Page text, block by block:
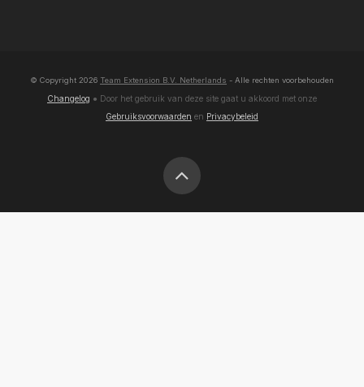
© Copyright 2026 Team Extension B.V. Netherlands - Alle rechten voorbehouden
Changelog ● Door het gebruik van deze site gaat u akkoord met onze
Gebruiksvoorwaarden en Privacybeleid